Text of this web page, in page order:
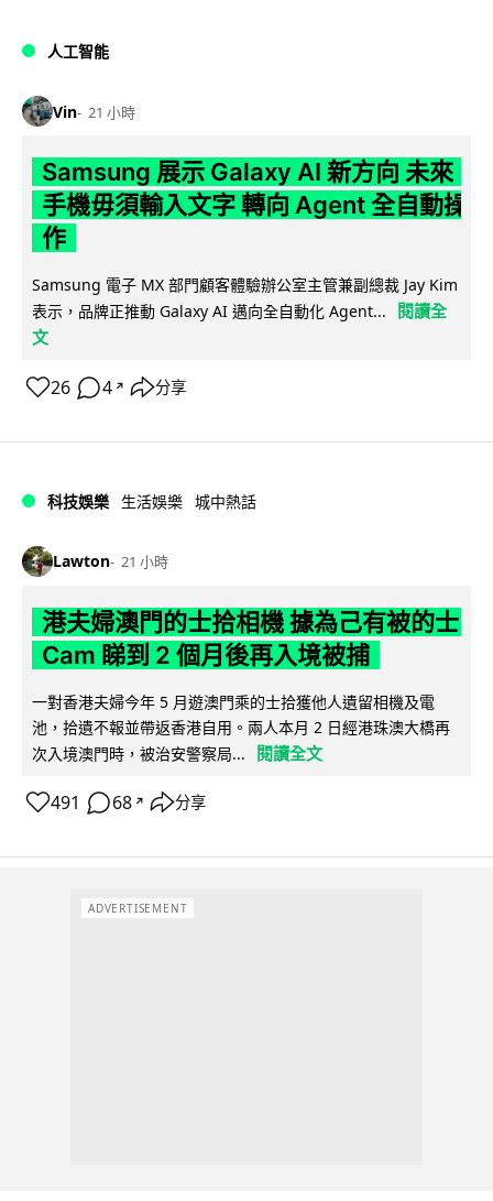
人工智能
Vin 21 小時
Samsung 展示 Galaxy AI 新方向 未來
手機毋須輸入文字 轉向 Agent 全自動操
作
Samsung 電子 MX 部門顧客體驗辦公室主管兼副總裁 Jay Kim
表示，品牌正推動 Galaxy AI 邁向全自動化 Agent...
閱讀全
文
26 4 ↗ 分享
科技娛樂 生活娛樂 城中熱話
Lawton 21 小時
港夫婦澳門的士拾相機 據為己有被的士
Cam 睇到 2 個月後再入境被捕
一對香港夫婦今年 5 月遊澳門乘的士拾獲他人遺留相機及電
池，拾遺不報並帶返香港自用。兩人本月 2 日經港珠澳大橋再
次入境澳門時，被治安警察局...
閱讀全文
491 68 ↗ 分享
ADVERTISEMENT